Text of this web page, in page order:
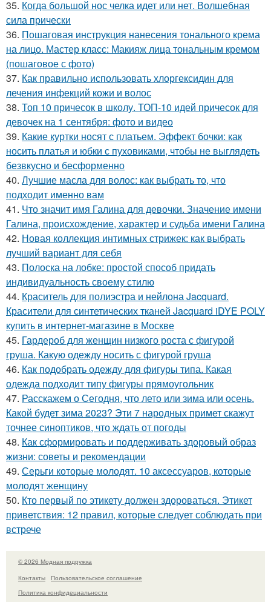
35. Когда большой нос челка идет или нет. Волшебная
сила прически
36. Пошаговая инструкция нанесения тонального крема
на лицо. Мастер класс: Макияж лица тональным кремом
(пошаговое с фото)
37. Как правильно использовать хлоргексидин для
лечения инфекций кожи и волос
38. Топ 10 причесок в школу. ТОП-10 идей причесок для
девочек на 1 сентября: фото и видео
39. Какие куртки носят с платьем. Эффект бочки: как
носить платья и юбки с пуховиками, чтобы не выглядеть
безвкусно и бесформенно
40. Лучшие масла для волос: как выбрать то, что
подходит именно вам
41. Что значит имя Галина для девочки. Значение имени
Галина, происхождение, характер и судьба имени Галина
42. Новая коллекция интимных стрижек: как выбрать
лучший вариант для себя
43. Полоска на лобке: простой способ придать
индивидуальность своему стилю
44. Краситель для полиэстра и нейлона Jacquard.
Красители для синтетических тканей Jacquard iDYE POLY
купить в интернет-магазине в Москве
45. Гардероб для женщин низкого роста с фигурой
груша. Какую одежду носить с фигурой груша
46. Как подобрать одежду для фигуры типа. Какая
одежда подходит типу фигуры прямоугольник
47. Расскажем о Сегодня, что лето или зима или осень.
Какой будет зима 2023? Эти 7 народных примет скажут
точнее синоптиков, что ждать от погоды
48. Как сформировать и поддерживать здоровый образ
жизни: советы и рекомендации
49. Серьги которые молодят. 10 аксессуаров, которые
молодят женщину
50. Кто первый по этикету должен здороваться. Этикет
приветствия: 12 правил, которые следует соблюдать при
встрече
© 2026 Модная подружка
Контакты
Пользовательское соглашение
Политика конфидециальности